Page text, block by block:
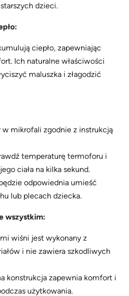
dzieci.
ciepło, zapewniając
Ich naturalne właściwości
maluszka i złagodzić
w mikrofali zgodnie z instrukcją
temperaturę termoforu i
ciała na kilka sekund.
odpowiednia umieść
lub plecach dziecka.
wszystkim:
wiśni jest wykonany z
i nie zawiera szkodliwych
konstrukcja zapewnia komfort i
użytkowania.